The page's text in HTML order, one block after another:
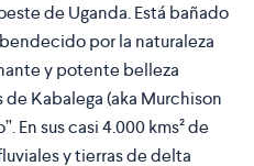
de Uganda. Está bañado
por la naturaleza
y potente belleza
Kabalega (aka Murchison
En sus casi 4.000 kms² de
y tierras de delta